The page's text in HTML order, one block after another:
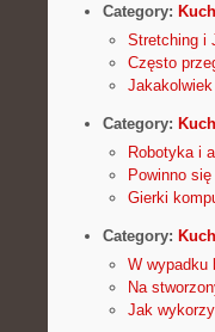
Category:
Stretching i
Często
Category:
Robotyka i
Powinno
Gierki
Category:
W wypadku
Na
Jak